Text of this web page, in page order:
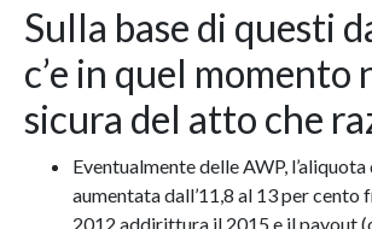
Sulla base di questi
c’e in quel momento
sicura del atto che
Eventualmente delle AWP, l’aliquota
aumentata dall’11,8 al 13 per cento
2012 addirittura il 2015 e il payout